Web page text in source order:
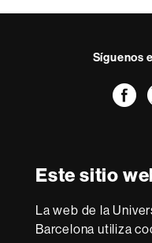
Este sitio
La web de la
Barcelona utiliza
Síguenos
Con